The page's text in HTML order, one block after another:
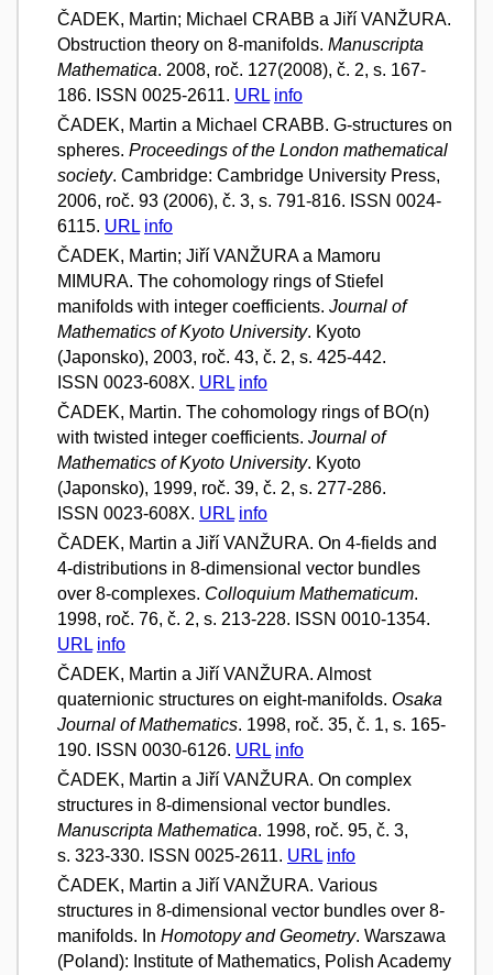
ČADEK, Martin; Michael CRABB a Jiří VANŽURA.
Obstruction theory on 8-manifolds. Manuscripta
Mathematica. 2008, roč. 127(2008), č. 2, s. 167-
186. ISSN 0025-2611. URL info
ČADEK, Martin a Michael CRABB. G-structures on
spheres. Proceedings of the London mathematical
society. Cambridge: Cambridge University Press,
2006, roč. 93 (2006), č. 3, s. 791-816. ISSN 0024-
6115. URL info
ČADEK, Martin; Jiří VANŽURA a Mamoru
MIMURA. The cohomology rings of Stiefel
manifolds with integer coefficients. Journal of
Mathematics of Kyoto University. Kyoto
(Japonsko), 2003, roč. 43, č. 2, s. 425-442.
ISSN 0023-608X. URL info
ČADEK, Martin. The cohomology rings of BO(n)
with twisted integer coefficients. Journal of
Mathematics of Kyoto University. Kyoto
(Japonsko), 1999, roč. 39, č. 2, s. 277-286.
ISSN 0023-608X. URL info
ČADEK, Martin a Jiří VANŽURA. On 4-fields and
4-distributions in 8-dimensional vector bundles
over 8-complexes. Colloquium Mathematicum.
1998, roč. 76, č. 2, s. 213-228. ISSN 0010-1354.
URL info
ČADEK, Martin a Jiří VANŽURA. Almost
quaternionic structures on eight-manifolds. Osaka
Journal of Mathematics. 1998, roč. 35, č. 1, s. 165-
190. ISSN 0030-6126. URL info
ČADEK, Martin a Jiří VANŽURA. On complex
structures in 8-dimensional vector bundles.
Manuscripta Mathematica. 1998, roč. 95, č. 3,
s. 323-330. ISSN 0025-2611. URL info
ČADEK, Martin a Jiří VANŽURA. Various
structures in 8-dimensional vector bundles over 8-
manifolds. In Homotopy and Geometry. Warszawa
(Poland): Institute of Mathematics, Polish Academy